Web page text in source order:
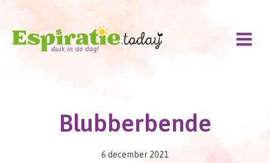
Doorgaan
inhoud
Blubberbende
6 december 2021